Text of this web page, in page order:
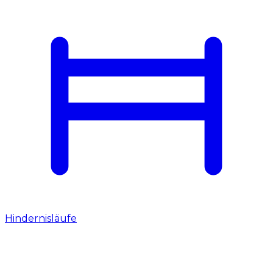
Hindernisläufe